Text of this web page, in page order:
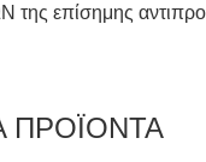
επίσημης
ΠΡΟΪΟΝΤΑ